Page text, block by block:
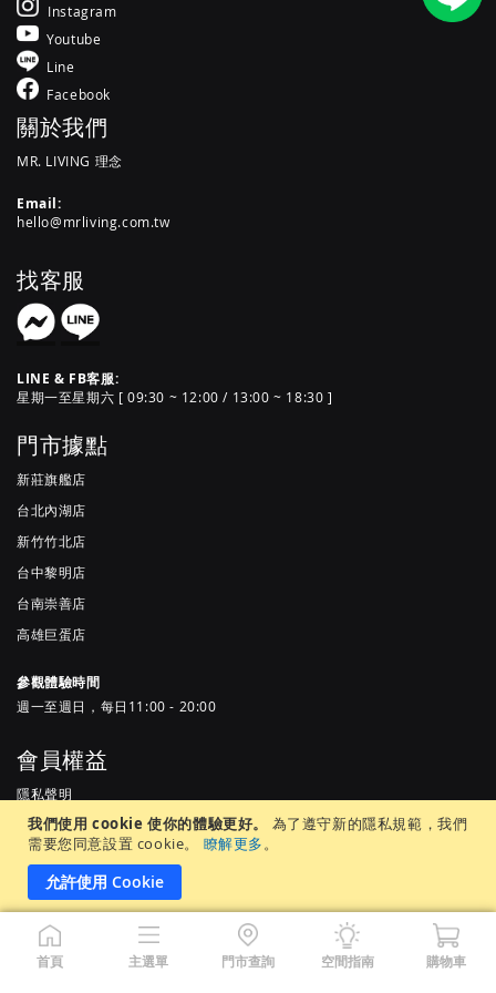
我們使用 cookie 使你的體驗更好。
為了遵守新的隱私規範，我們
需要您同意設置 cookie。
瞭解更多。
允許使用 Cookie
Instagram
Youtube
Line
Facebook
關於我們
MR. LIVING 理念
Email:
hello@mrliving.com.tw
找客服
LINE & FB客服:
星期一至星期六 [ 09:30 ~ 12:00 / 13:00 ~ 18:30 ]
門市據點
新莊旗艦店
台北內湖店
新竹竹北店
台中黎明店
台南崇善店
高雄巨蛋店
參觀體驗時間
週一至週日，每日11:00 - 20:00
會員權益
隱私聲明
服務條款
常見問題
首頁 主選單 門市查詢 空間指南 購物車
居家先生股份有限公司 |統一編號 65905937 ©Copyright 2022 by MR.